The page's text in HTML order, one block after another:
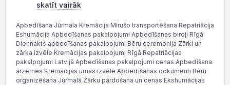
skatīt vairāk
Apbedīšana Jūrmala Kremācija Mirušo transportēšana Repatriācija
Eshumācija Apbedīšanas pakalpojumi Apbedīšanas biroji Rīgā
Diennakts apbedīšanas pakalpojumi Bēru ceremonija Zārki un
zārka izvēle Kremācijas pakalpojumi Rīgā Repatriācijas
pakalpojumi Latvijā Apbedīšanas pakalpojumi cenas Apbedīšana
ārzemēs Kremācijas urnas izvēle Apbedīšanas dokumenti Bēru
organizēšana Jūrmalā Zārku pārdošana un cenas Ekshumācijas